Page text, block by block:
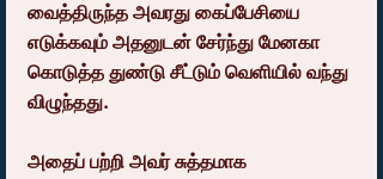
வைத்திருந்த அவரது கைப்பேசியை
எடுக்கவும் அதனுடன் சேர்ந்து மேனகா
கொடுத்த துண்டு சீட்டும் வெளியில் வந்து
விழுந்தது.
அதைப் பற்றி அவர் சுத்தமாக